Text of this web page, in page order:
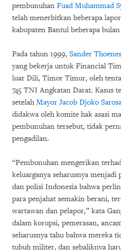
pembunuhan Fuad Muhammad
telah menerbitkan beberapa
kabupaten Bantul beberapa
Pada tahun 1999, Sander Thoenes
yang bekerja untuk Financial
luar Dili, Timor Timur, oleh
745 TNI Angkatan Darat. Kasus
setelahMayor Jacob Djoko
didakwa oleh komite hak asasi
pembunuhan tersebut, tidak
pengadilan.
“Pembunuhan mengerikan
keluarganya seharusnya
dan polisi Indonesia bahwa
para penjahat semakin berani,
wartawan dan pelapor,” kata
dalam korupsi, pemerasan,
seharusnya tahu bahwa mereka
tubuh militer, dan sebaliknya